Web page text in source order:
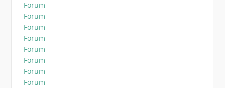
Forum
Forum
Forum
Forum
Forum
Forum
Forum
Forum